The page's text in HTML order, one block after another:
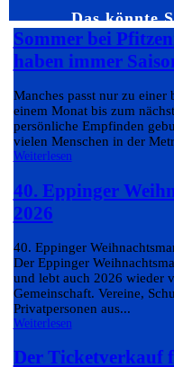
Das könnte
Sommer bei
haben immer
Manches passt nur zu
einem Monat bis zum
persönliche Empfinden
vielen Menschen in der
Weiterlesen
40. Eppinger
2026
40. Eppinger
Der Eppinger
und lebt auch 2026 wieder
Gemeinschaft. Vereine,
Privatpersonen aus...
Weiterlesen
Der Ticketverkauf